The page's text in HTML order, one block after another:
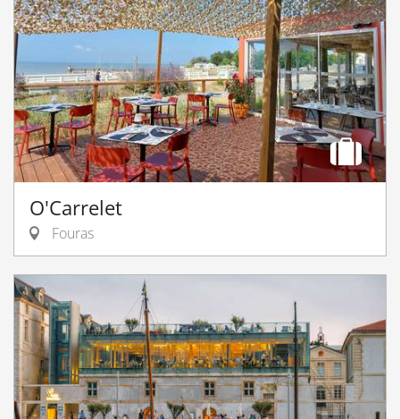
O'Carrelet
Fouras